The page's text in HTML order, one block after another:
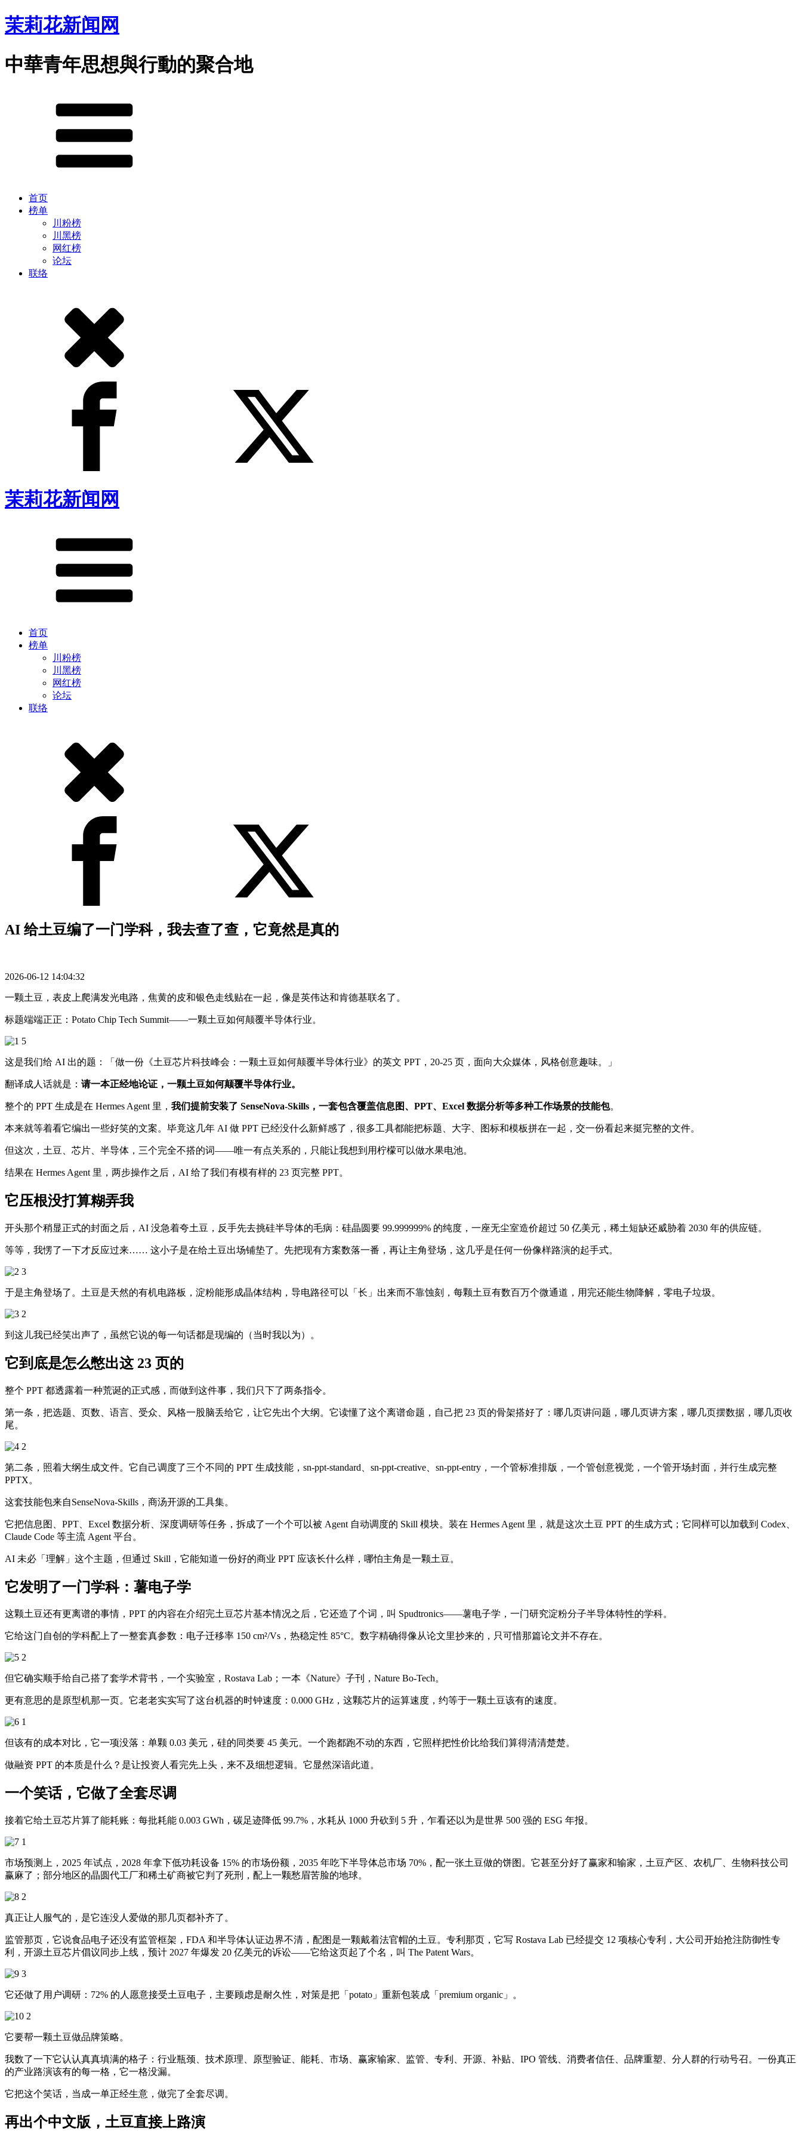
茉莉花新闻网
中華青年思想與行動的聚合地
首页
榜单
川粉榜
川黑榜
网红榜
论坛
联络
茉莉花新闻网
首页
榜单
川粉榜
川黑榜
网红榜
论坛
联络
AI 给土豆编了一门学科，我去查了查，它竟然是真的
2026-06-12 14:04:32
一颗土豆，表皮上爬满发光电路，焦黄的皮和银色走线贴在一起，像是英伟达和肯德基联名了。
标题端端正正：Potato Chip Tech Summit——一颗土豆如何颠覆半导体行业。
这是我们给 AI 出的题：「做一份《土豆芯片科技峰会：一颗土豆如何颠覆半导体行业》的英文 PPT，20-25 页，面向大众媒体，风格创意趣味。」
翻译成人话就是： 请一本正经地论证，一颗土豆如何颠覆半导体行业。
整个的 PPT 生成是在 Hermes Agent 里， 我们提前安装了 SenseNova-Skills，一套包含覆盖信息图、PPT、Excel 数据分析等多种工作场景的技能包。
本来就等着看它编出一些好笑的文案。毕竟这几年 AI 做 PPT 已经没什么新鲜感了，很多工具都能把标题、大字、图标和模板拼在一起，交一份看起来挺完整的文件。
但这次，土豆、芯片、半导体，三个完全不搭的词——唯一有点关系的，只能让我想到用柠檬可以做水果电池。
结果在 Hermes Agent 里，两步操作之后，AI 给了我们有模有样的 23 页完整 PPT。
它压根没打算糊弄我
开头那个稍显正式的封面之后，AI 没急着夸土豆，反手先去挑硅半导体的毛病：硅晶圆要 99.999999% 的纯度，一座无尘室造价超过 50 亿美元，稀土短缺还威胁着 2030 年的供应链。
等等，我愣了一下才反应过来…… 这小子是在给土豆出场铺垫了。先把现有方案数落一番，再让主角登场，这几乎是任何一份像样路演的起手式。
于是主角登场了。土豆是天然的有机电路板，淀粉能形成晶体结构，导电路径可以「长」出来而不靠蚀刻，每颗土豆有数百万个微通道，用完还能生物降解，零电子垃圾。
到这儿我已经笑出声了，虽然它说的每一句话都是现编的（当时我以为）。
它到底是怎么憋出这 23 页的
整个 PPT 都透露着一种荒诞的正式感，而做到这件事，我们只下了两条指令。
第一条，把选题、页数、语言、受众、风格一股脑丢给它，让它先出个大纲。它读懂了这个离谱命题，自己把 23 页的骨架搭好了：哪几页讲问题，哪几页讲方案，哪几页摆数据，哪几页收
尾。
第二条，照着大纲生成文件。它自己调度了三个不同的 PPT 生成技能，sn-ppt-standard、sn-ppt-creative、sn-ppt-entry，一个管标准排版，一个管创意视觉，一个管开场封面，并行生成完整
PPTX。
这套技能包来自SenseNova-Skills，商汤开源的工具集。
它把信息图、PPT、Excel 数据分析、深度调研等任务，拆成了一个个可以被 Agent 自动调度的 Skill 模块。装在 Hermes Agent 里，就是这次土豆 PPT 的生成方式；它同样可以加载到 Codex、
Claude Code 等主流 Agent 平台。
AI 未必「理解」这个主题，但通过 Skill，它能知道一份好的商业 PPT 应该长什么样，哪怕主角是一颗土豆。
它发明了一门学科：薯电子学
这颗土豆还有更离谱的事情，PPT 的内容在介绍完土豆芯片基本情况之后，它还造了个词，叫 Spudtronics——薯电子学，一门研究淀粉分子半导体特性的学科。
它给这门自创的学科配上了一整套真参数：电子迁移率 150 cm²/Vs，热稳定性 85°C。数字精确得像从论文里抄来的，只可惜那篇论文并不存在。
但它确实顺手给自己搭了套学术背书，一个实验室，Rostava Lab；一本《Nature》子刊，Nature Bo-Tech。
更有意思的是原型机那一页。它老老实实写了这台机器的时钟速度：0.000 GHz，这颗芯片的运算速度，约等于一颗土豆该有的速度。
但该有的成本对比，它一项没落：单颗 0.03 美元，硅的同类要 45 美元。一个跑都跑不动的东西，它照样把性价比给我们算得清清楚楚。
做融资 PPT 的本质是什么？是让投资人看完先上头，来不及细想逻辑。它显然深谙此道。
一个笑话，它做了全套尽调
接着它给土豆芯片算了能耗账：每批耗能 0.003 GWh，碳足迹降低 99.7%，水耗从 1000 升砍到 5 升，乍看还以为是世界 500 强的 ESG 年报。
市场预测上，2025 年试点，2028 年拿下低功耗设备 15% 的市场份额，2035 年吃下半导体总市场 70%，配一张土豆做的饼图。它甚至分好了赢家和输家，土豆产区、农机厂、生物科技公司
赢麻了；部分地区的晶圆代工厂和稀土矿商被它判了死刑，配上一颗愁眉苦脸的地球。
真正让人服气的，是它连没人爱做的那几页都补齐了。
监管那页，它说食品电子还没有监管框架，FDA 和半导体认证边界不清，配图是一颗戴着法官帽的土豆。专利那页，它写 Rostava Lab 已经提交 12 项核心专利，大公司开始抢注防御性专
利，开源土豆芯片倡议同步上线，预计 2027 年爆发 20 亿美元的诉讼——它给这页起了个名，叫 The Patent Wars。
它还做了用户调研：72% 的人愿意接受土豆电子，主要顾虑是耐久性，对策是把「potato」重新包装成「premium organic」。
它要帮一颗土豆做品牌策略。
我数了一下它认认真真填满的格子：行业瓶颈、技术原理、原型验证、能耗、市场、赢家输家、监管、专利、开源、补贴、IPO 管线、消费者信任、品牌重塑、分人群的行动号召。一份真正
的产业路演该有的每一格，它一格没漏。
它把这个笑话，当成一单正经生意，做完了全套尽调。
再出个中文版，土豆直接上路演